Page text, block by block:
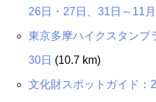
26日・27日、31日～11月
東京多摩ハイクスタンプ
30日 (10.7 km)
文化財スポットガイド：